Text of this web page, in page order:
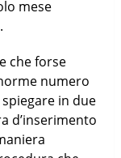
mese
che forse
numero
in due
d’inserimento